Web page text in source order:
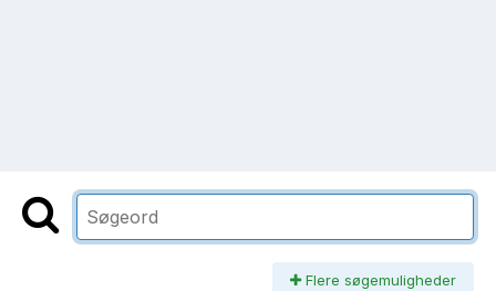
Flere søgemuligheder